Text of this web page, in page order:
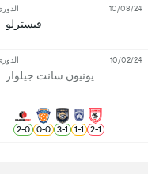
فيسترلو
10/08/24
يونيون سانت جيلواز
10/02/24
1
-
2
1
-
1
1
-
3
0
-
0
0
-
2